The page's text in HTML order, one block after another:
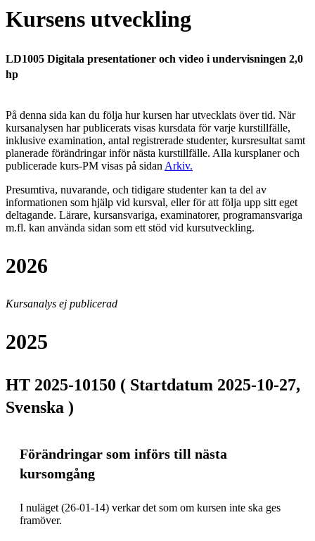
Kursens utveckling
LD1005 Digitala presentationer och video i undervisningen 2,0
hp
På denna sida kan du följa hur kursen har utvecklats över tid. När
kursanalysen har publicerats visas kursdata för varje kurstillfälle,
inklusive examination, antal registrerade studenter, kursresultat samt
planerade förändringar inför nästa kurstillfälle. Alla kursplaner och
publicerade kurs-PM visas på sidan Arkiv.
Presumtiva, nuvarande, och tidigare studenter kan ta del av
informationen som hjälp vid kursval, eller för att följa upp sitt eget
deltagande. Lärare, kursansvariga, examinatorer, programansvariga
m.fl. kan använda sidan som ett stöd vid kursutveckling.
2026
Kursanalys ej publicerad
2025
HT 2025-10150 ( Startdatum 2025-10-27,
Svenska )
Förändringar som införs till nästa
kursomgång
I nuläget (26-01-14) verkar det som om kursen inte ska ges
framöver.